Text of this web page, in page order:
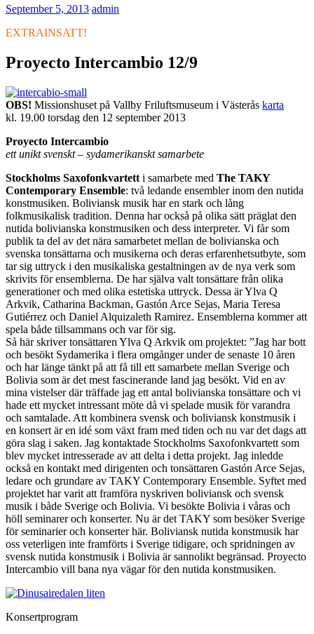
September 5, 2013 admin
EXTRAINSATT!
Proyecto Intercambio 12/9
OBS! Missionshuset på Vallby Friluftsmuseum i Västerås karta
kl. 19.00 torsdag den 12 september 2013
Proyecto Intercambio
ett unikt svenskt – sydamerikanskt samarbete
Stockholms Saxofonkvartett i samarbete med The TAKY
Contemporary Ensemble: två ledande ensembler inom den nutida
konstmusiken. Boliviansk musik har en stark och lång
folkmusikalisk tradition. Denna har också på olika sätt präglat den
nutida bolivianska konstmusiken och dess interpreter. Vi får som
publik ta del av det nära samarbetet mellan de bolivianska och
svenska tonsättarna och musikerna och deras erfarenhetsutbyte, som
tar sig uttryck i den musikaliska gestaltningen av de nya verk som
skrivits för ensemblerna. De har själva valt tonsättare från olika
generationer och med olika estetiska uttryck. Dessa är Ylva Q
Arkvik, Catharina Backman, Gastón Arce Sejas, Maria Teresa
Gutiérrez och Daniel Alquizaleth Ramirez. Ensemblerna kommer att
spela både tillsammans och var för sig.
Så här skriver tonsättaren Ylva Q Arkvik om projektet: ”Jag har bott
och besökt Sydamerika i flera omgånger under de senaste 10 åren
och har länge tänkt på att få till ett samarbete mellan Sverige och
Bolivia som är det mest fascinerande land jag besökt. Vid en av
mina vistelser där träffade jag ett antal bolivianska tonsättare och vi
hade ett mycket intressant möte då vi spelade musik för varandra
och samtalade. Att kombinera svensk och boliviansk konstmusik i
en konsert är en idé som växt fram med tiden och nu var det dags att
göra slag i saken. Jag kontaktade Stockholms Saxofonkvartett som
blev mycket intresserade av att delta i detta projekt. Jag inledde
också en kontakt med dirigenten och tonsättaren Gastón Arce Sejas,
ledare och grundare av TAKY Contemporary Ensemble. Syftet med
projektet har varit att framföra nyskriven boliviansk och svensk
musik i både Sverige och Bolivia. Vi besökte Bolivia i våras och
höll seminarer och konserter. Nu är det TAKY som besöker Sverige
för seminarier och konserter här. Boliviansk nutida konstmusik har
oss veterligen inte framförts i Sverige tidigare, och spridningen av
svensk nutida konstmusik i Bolivia är sannolikt begränsad. Proyecto
Intercambio vill bana nya vägar för den nutida konstmusiken.
Konsertprogram